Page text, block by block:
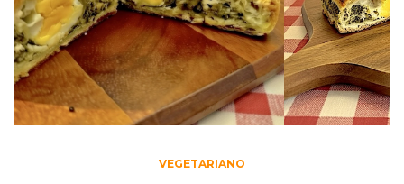
VEGETARIANO